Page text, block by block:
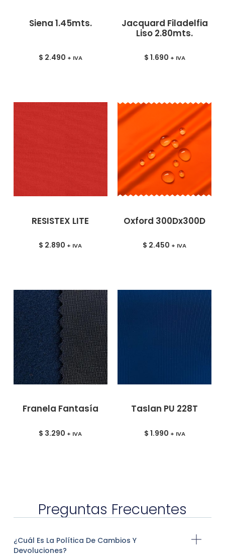
Siena 1.45mts.
$ 2.490 + IVA
Jacquard Filadelfia
Liso 2.80mts.
$ 1.690 + IVA
RESISTEX LITE
$ 2.890 + IVA
Oxford 300Dx300D
$ 2.450 + IVA
Franela Fantasía
$ 3.290 + IVA
Taslan PU 228T
$ 1.990 + IVA
Preguntas Frecuentes
¿Cuál Es La Política De Cambios Y
Devoluciones?